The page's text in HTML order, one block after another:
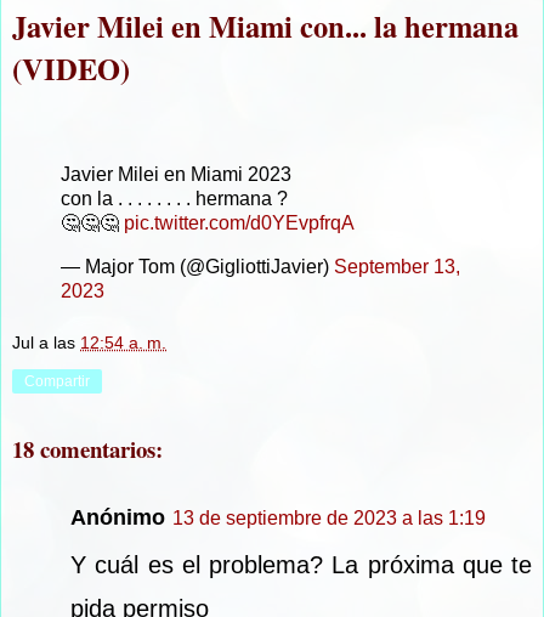
Javier Milei en Miami con... la hermana
(VIDEO)
Javier Milei en Miami 2023
con la . . . . . . . . hermana ?
🤔🤔🤔 pic.twitter.com/d0YEvpfrqA
— Major Tom (@GigliottiJavier) September 13,
2023
Jul a las 12:54 a. m.
Compartir
18 comentarios:
Anónimo 13 de septiembre de 2023 a las 1:19
Y cuál es el problema? La próxima que te
pida permiso